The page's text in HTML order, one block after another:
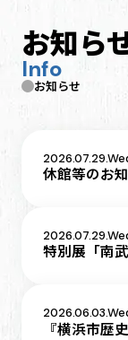
お知ら
Info
お知らせ
休館等のお
特別展「南
『横浜市歴